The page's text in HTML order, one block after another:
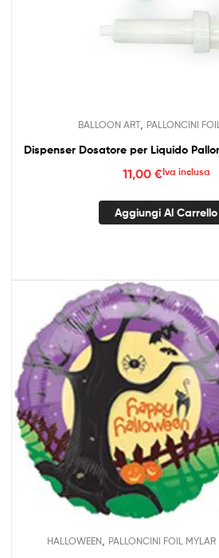
BALLOON ART, PALLONCINI
Dispenser Dosatore per Liquido
11,00 €Iva inclusa
Aggiungi Al Carrello
HALLOWEEN PALLONCINI FOIL MYLAR